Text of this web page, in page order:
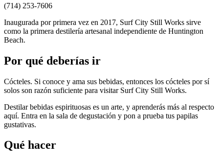
(714) 253-7606
Inaugurada por primera vez en 2017, Surf City Still Works sirve
como la primera destilería artesanal independiente de Huntington
Beach.
Por qué deberías ir
Cócteles. Si conoce y ama sus bebidas, entonces los cócteles por sí
solos son razón suficiente para visitar Surf City Still Works.
Destilar bebidas espirituosas es un arte, y aprenderás más al respecto
aquí. Entra en la sala de degustación y pon a prueba tus papilas
gustativas.
Qué hacer